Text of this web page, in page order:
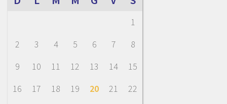
1
2
3 4 5 6 7
8
9
10 11 12 13 14
15
16
17 18 19 20 21
22